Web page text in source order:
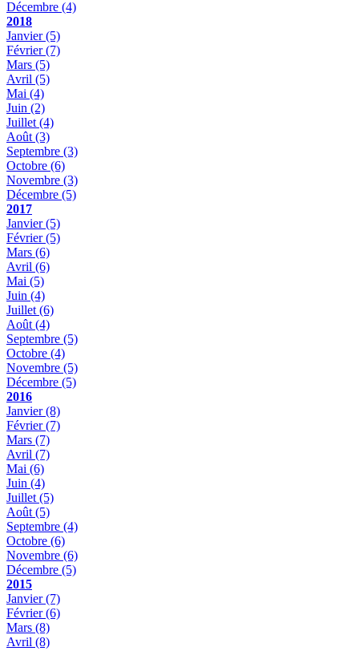
Décembre (4)
2018
Janvier(5)
Février(7)
Mars (5)
Avril (5)
Mai (4)
Juin (2)
Juillet (4)
Août (3)
Septembre (3)
Octobre (6)
Novembre (3)
Décembre (5)
2017
Janvier(5)
Février(5)
Mars (6)
Avril (6)
Mai (5)
Juin (4)
Juillet (6)
Août (4)
Septembre (5)
Octobre (4)
Novembre (5)
Décembre (5)
2016
Janvier(8)
Février(7)
Mars (7)
Avril (7)
Mai (6)
Juin (4)
Juillet (5)
Août (5)
Septembre (4)
Octobre (6)
Novembre (6)
Décembre (5)
2015
Janvier(7)
Février(6)
Mars (8)
Avril (8)